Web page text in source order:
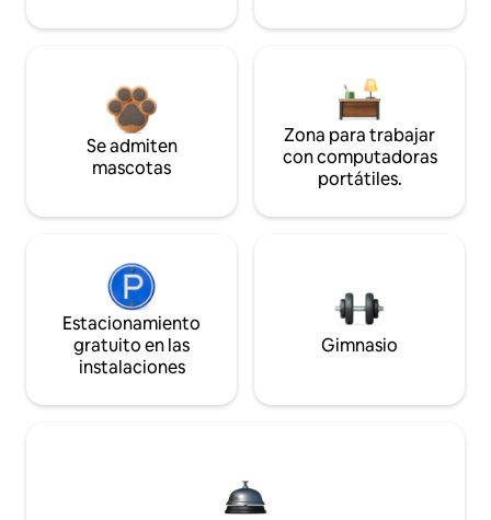
Se admiten
mascotas
Zona para trabajar
con computadoras
portátiles.
Estacionamiento
gratuito en las
instalaciones
Gimnasio